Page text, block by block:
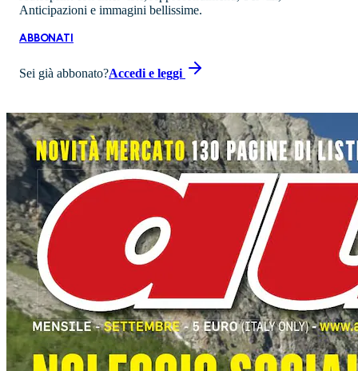
Anticipazioni e immagini bellissime.
ABBONATI
Sei già abbonato?Accedi e leggi